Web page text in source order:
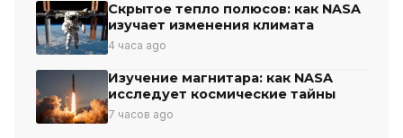
Скрытое тепло полюсов: как NASA
изучает изменения климата
4 часа ago
Изучение магнитара: как NASA
исследует космические тайны
7 часов ago